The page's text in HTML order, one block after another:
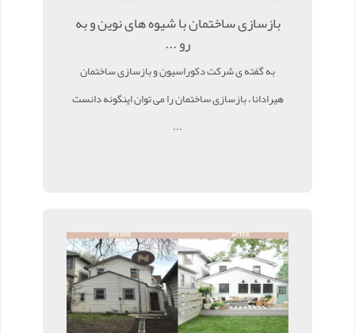
بازسازی ساختمان با شیوه های نوین و به
رو ...
به گفته ی شرکت دکوراسیون و بازسازی ساختمان
هیرادانا ، بازسازی ساختمان را می توان اینگونه دانست
...